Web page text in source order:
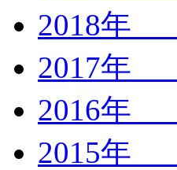
2018年
2017年
2016年
2015年